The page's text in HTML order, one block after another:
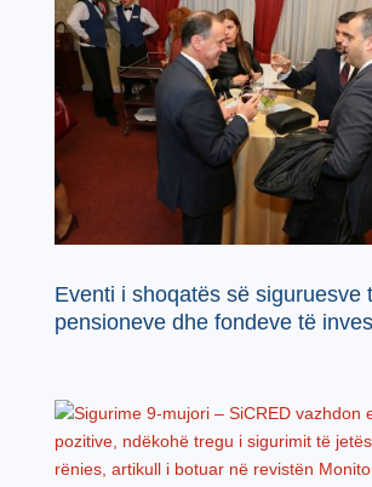
Eventi i shoqatës së siguruesve
pensioneve dhe fondeve të